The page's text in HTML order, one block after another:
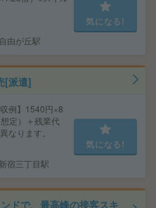
由が丘駅
気になる!
[派遣]
例】1540円×8
定）＋残業代
なります。
宿三丁目駅
気になる!
ドで、最高峰の接客スキ